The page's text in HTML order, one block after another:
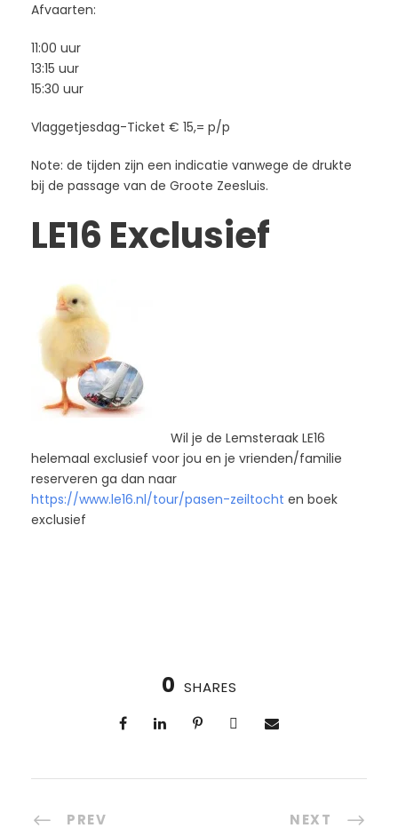
Afvaarten:
11:00 uur
13:15 uur
15:30 uur
Vlaggetjesdag-Ticket € 15,= p/p
Note: de tijden zijn een indicatie vanwege de drukte
bij de passage van de Groote Zeesluis.
LE16 Exclusief
Wil je de Lemsteraak LE16
helemaal exclusief voor jou en je vrienden/familie
reserveren ga dan naar
https://www.le16.nl/tour/pasen-zeiltocht en boek
exclusief
0 SHARES
PREV NEXT